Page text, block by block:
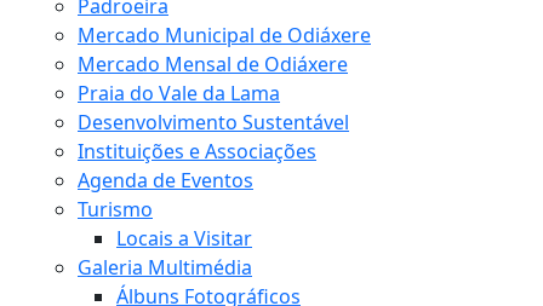
Padroeira
Mercado Municipal de Odiáxere
Mercado Mensal de Odiáxere
Praia do Vale da Lama
Desenvolvimento Sustentável
Instituições e Associações
Agenda de Eventos
Turismo
Locais a Visitar
Galeria Multimédia
Álbuns Fotográficos